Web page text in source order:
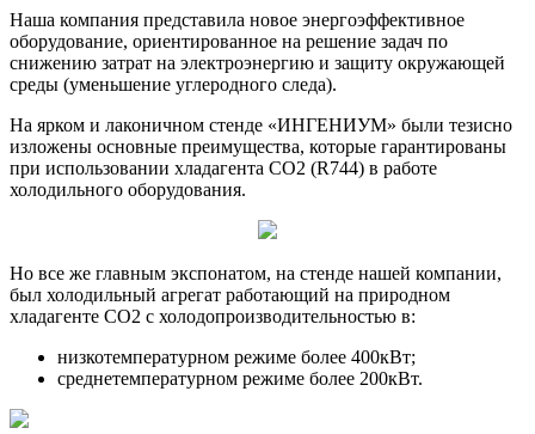
Наша компания представила новое энергоэффективное
оборудование, ориентированное на решение задач по
снижению затрат на электроэнергию и защиту окружающей
среды (уменьшение углеродного следа).
На ярком и лаконичном стенде «ИНГЕНИУМ» были тезисно
изложены основные преимущества, которые гарантированы
при использовании хладагента СО2 (R744) в работе
холодильного оборудования.
Но все же главным экспонатом, на стенде нашей компании,
был холодильный агрегат работающий на природном
хладагенте СО2 с холодопроизводительностью в:
низкотемпературном режиме более 400кВт;
среднетемпературном режиме более 200кВт.